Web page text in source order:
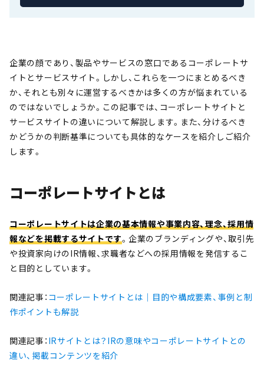
企業の顔であり、製品やサービスの窓口であるコーポレートサ
イトとサービスサイト。しかし、これらを一つにまとめるべき
か、それとも別々に運営するべきかは多くの方が悩まれている
のではないでしょうか。この記事では、コーポレートサイトと
サービスサイトの違いについて解説します。また、分けるべき
かどうかの判断基準についても具体的なケースを紹介しご紹介
します。
コーポレートサイトとは
コーポレートサイトは企業の基本情報や事業内容、理念、採用情
報などを掲載するサイトです。企業のブランディングや、取引先
や投資家向けのIR情報、求職者などへの採用情報を発信するこ
と目的としています。
関連記事：コーポレートサイトとは｜目的や構成要素、事例と制
作ポイントも解説
関連記事：IRサイトとは？IRの意味やコーポレートサイトとの
違い、掲載コンテンツを紹介